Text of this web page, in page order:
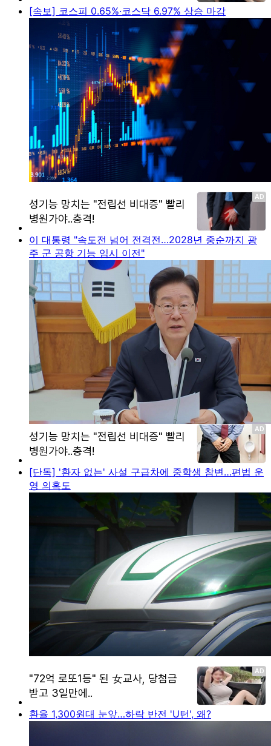
[속보] 코스피 0.65%·코스닥 6.97% 상승 마감
이 대통령 "속도전 넘어 전격전…2028년 중순까지 광
주 군 공항 기능 임시 이전"
[단독] '환자 없는' 사설 구급차에 중학생 참변…편법 운
영 의혹도
환율 1,300원대 눈앞…하락 반전 'U턴', 왜?